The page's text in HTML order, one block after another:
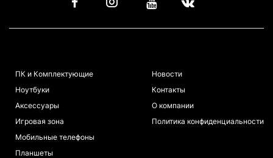
ПК и Комплектующие
Ноутбуки
Аксессуары
Игровая зона
Мобильные телефоны
Планшеты
Новости
Контакты
О компании
Политика конфиденциальности